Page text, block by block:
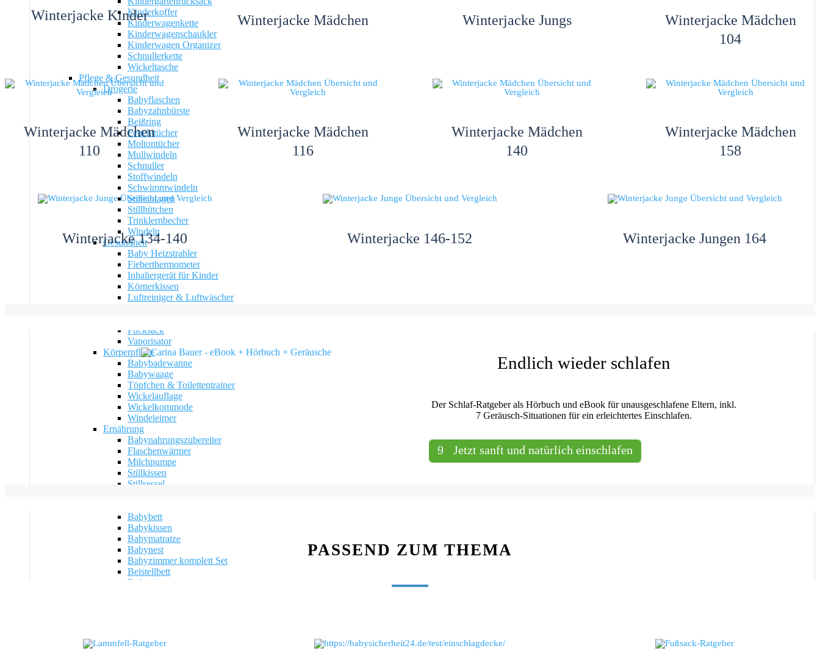
Kinderkoffer
Kinderwagenkette
Kinderwagenschaukler
Kinderwagen Organizer
Schnullerkette
Wickeltasche
Pflege & Gesundheit
Drogerie
Babyflaschen
Babyzahnbürste
Beißring
Feuchttücher
Moltontücher
Mullwindeln
Schnuller
Stoffwindeln
Schwimmwindeln
Stilleinlagen
Stillhütchen
Trinklernbecher
Windeln
Gesundheit
Baby Heizstrahler
Fieberthermometer
Inhaliergerät für Kinder
Körnerkissen
Luftreiniger & Luftwäscher
Pucksack
Vaporisator
Körperpflege
Babybadewanne
Babywaage
Töpfchen & Toilettentrainer
Wickelauflage
Wickelkommode
Windeleimer
Ernährung
Babynahrungszubereiter
Flaschenwärmer
Milchpumpe
Stillkissen
Stillsessel
Babybett
Babykissen
Babymatratze
Babynest
Babyzimmer komplett Set
Beistellbett
Federwiege
Zubehör
Winterjacke Kinder Winterjacke Mädchen Winterjacke Jungs
Winterjacke Mädchen
104
Winterjacke Mädchen
110
Winterjacke Mädchen
116
Winterjacke Mädchen
140
Winterjacke Mädchen
158
Winterjacke 134-140 Winterjacke 146-152 Winterjacke Jungen 164
Endlich wieder schlafen
Der Schlaf-Ratgeber als Hörbuch und eBook für unausgeschlafene Eltern, inkl.
7 Geräusch-Situationen für ein erleichtertes Einschlafen.
Jetzt sanft und natürlich einschlafen
PASSEND ZUM THEMA